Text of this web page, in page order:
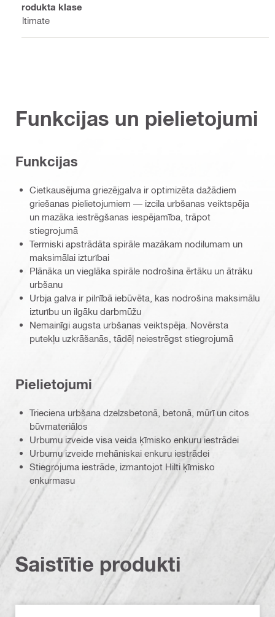
Produkta klase
Ultimate
Funkcijas un pielietojumi
Funkcijas
Cietkausējuma griezējgalva ir optimizēta dažādiem
griešanas pielietojumiem — izcila urbšanas veiktspēja
un mazāka iestrēgšanas iespējamība, trāpot
stiegrojumā
Termiski apstrādāta spirāle mazākam nodilumam un
maksimālai izturībai
Plānāka un vieglāka spirāle nodrošina ērtāku un ātrāku
urbšanu
Urbja galva ir pilnībā iebūvēta, kas nodrošina maksimālu
izturību un ilgāku darbmūžu
Nemainīgi augsta urbšanas veiktspēja. Novērsta
putekļu uzkrāšanās, tādēļ neiestrēgst stiegrojumā
Pielietojumi
Trieciena urbšana dzelzsbetonā, betonā, mūrī un citos
būvmateriālos
Urbumu izveide visa veida ķīmisko enkuru iestrādei
Urbumu izveide mehāniskai enkuru iestrādei
Stiegrojuma iestrāde, izmantojot Hilti ķīmisko
enkurmasu
Saistītie produkti